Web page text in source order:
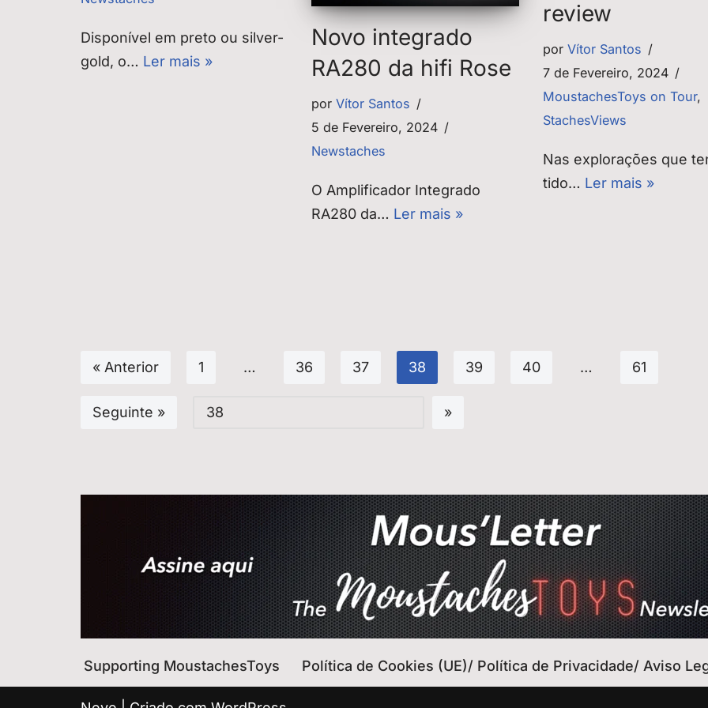
Disponível em preto ou silver-
gold, o… Ler mais »
review
por Vítor Santos
7 de Fevereiro, 2024
MoustachesToys on Tour,
StachesViews
Nas explorações que
tido… Ler mais »
Novo integrado
RA280 da hifi Rose
porVítor Santos
5 de Fevereiro, 2024
Newstaches
O Amplificador Integrado
RA280 da… Ler mais »
« Anterior 1 … 36 37 38 39 40 … 61
Seguinte »
Supporting MoustachesToys Política de Cookies (UE)/ Política de Privacidade/ Aviso